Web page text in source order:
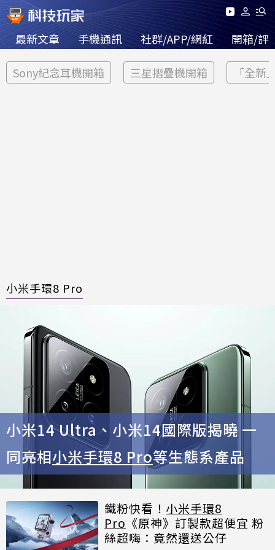
最新文章 手機通訊 社群/APP/網紅 開箱/評
Sony紀念耳機開箱 三星摺疊機開箱 「全新
小米手環8 Pro
小米14 Ultra、小米14國際版揭曉 一
同亮相小米手環8 Pro等生態系產品
鐵粉快看！ 小米手環8
Pro 《原神》訂製款超便宜 粉
絲超嗨：竟然還送公仔